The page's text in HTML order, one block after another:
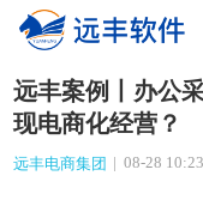
远丰案例丨办公
现电商化经营？
远丰电商集团 | 08-28 10:23